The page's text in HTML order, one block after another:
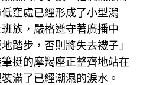
窪處已經形成了小型潟
族，嚴格遵守著廣播中
踏步，否則將失去襪子」
挺的摩羯座正整齊地站在
滿了已經潮濕的淚水。